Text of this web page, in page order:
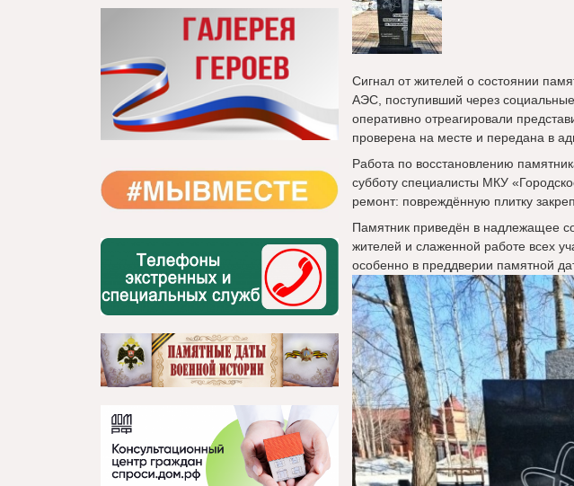
Сигнал от жителей о состоянии
АЭС, поступивший через
оперативно отреагировали
проверена на месте и передана в
Работа по восстановлению
субботу специалисты МКУ
ремонт: повреждённую плитку
Памятник приведён в надлежащее
жителей и слаженной работе всех
особенно в преддверии памятной